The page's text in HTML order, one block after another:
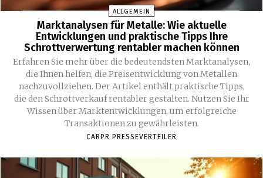
ALLGEMEIN
Marktanalysen für Metalle: Wie aktuelle
Entwicklungen und praktische Tipps Ihre
Schrottverwertung rentabler machen können
Erfahren Sie mehr über die bedeutendsten Marktanalysen,
die Ihnen helfen, die Preisentwicklung von Metallen
nachzuvollziehen. Der Artikel enthält praktische Tipps,
die den Schrottverkauf rentabler gestalten. Nutzen Sie Ihr
Wissen über Marktentwicklungen, um erfolgreiche
Transaktionen zu gewährleisten.
CARPR PRESSEVERTEILER